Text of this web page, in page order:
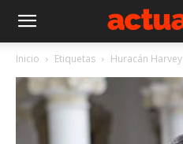
Inicio Etiquetas Huracán Harvey